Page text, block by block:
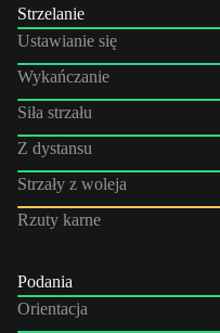
Strzelanie
Ustawianie się
Wykańczanie
Siła strzału
Z dystansu
Strzały z woleja
Rzuty karne
Podania
Orientacja